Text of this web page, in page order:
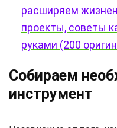
расширяем
проекты, советы
руками (200
Собираем
инструмент